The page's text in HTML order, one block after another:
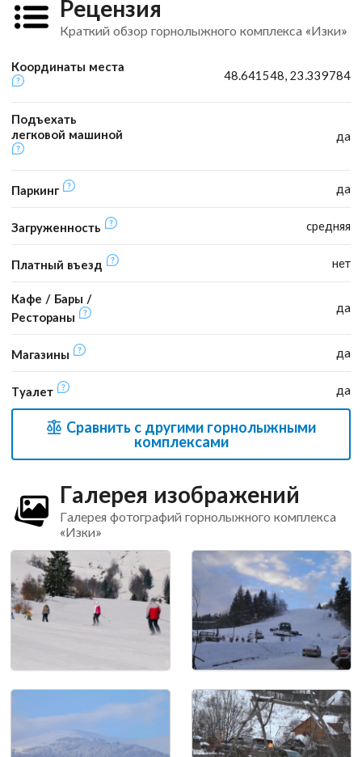
Рецензия
Краткий обзор горнолыжного комплекса «Изки»
Координаты места
48.641548, 23.339784
Подъехать
легковой машиной
да
Паркинг да
Загруженность средняя
Платный въезд нет
Кафе / Бары /
Рестораны
да
Магазины да
Туалет да
Сравнить с другими горнолыжными
комплексами
Галерея изображений
Галерея фотографий горнолыжного комплекса
«Изки»